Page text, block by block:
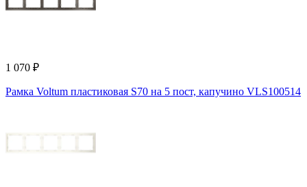
1 070 ₽
Рамка Voltum пластиковая S70 на 5 пост, капучино VLS100514